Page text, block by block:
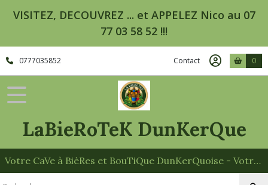
VISITEZ, DECOUVREZ ... et APPELEZ Nico au 07
77 03 58 52 !!!
0777035852 Contact 0
LaBieRoTeK DunKerQue
Votre CaVe à BièRes et BouTiQue DunKerQuoise - Votre Spécialiste des Paniers Garnis